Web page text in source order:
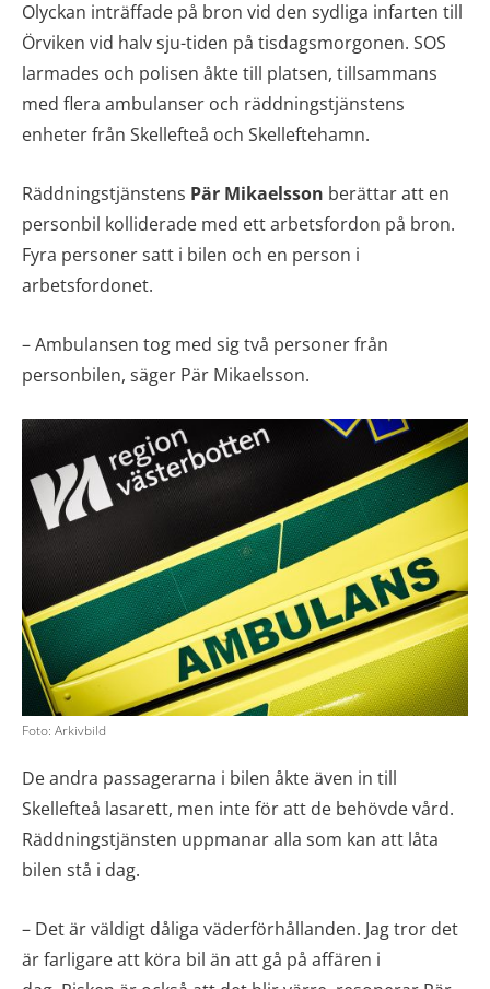
Olyckan inträffade på bron vid den sydliga infarten till
Örviken vid halv sju-tiden på tisdagsmorgonen. SOS
larmades och polisen åkte till platsen, tillsammans
med flera ambulanser och räddningstjänstens
enheter från Skellefteå och Skelleftehamn.
Räddningstjänstens Pär Mikaelsson berättar att en
personbil kolliderade med ett arbetsfordon på bron.
Fyra personer satt i bilen och en person i
arbetsfordonet.
– Ambulansen tog med sig två personer från
personbilen, säger Pär Mikaelsson.
Foto: Arkivbild
De andra passagerarna i bilen åkte även in till
Skellefteå lasarett, men inte för att de behövde vård.
Räddningstjänsten uppmanar alla som kan att låta
bilen stå i dag.
– Det är väldigt dåliga väderförhållanden. Jag tror det
är farligare att köra bil än att gå på affären i